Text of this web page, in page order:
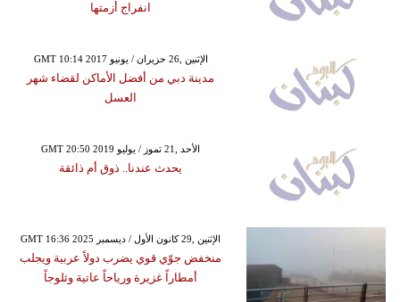
انفراج أزمتها
GMT 10:14 2017 الإثنين ,26 حزيران / يونيو
مدينة دبي من أفضل الأماكن لقضاء شهر
العسل
GMT 20:50 2019 الأحد ,21 تموز / يوليو
يحدث عندنا.. ذوق أم ذائقة
GMT 16:36 2025 الإثنين ,29 كانون الأول / ديسمبر
منخفض جوّي قوي يضرب دولاً عربية ويجلب
أمطاراً غزيرة ورياحاً عاتية وثلوجاً